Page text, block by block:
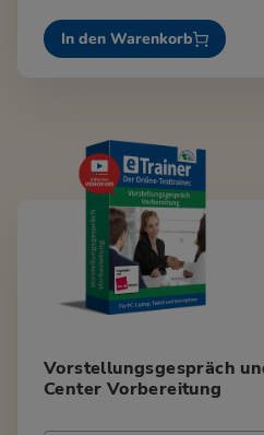
In den Warenkorb
Vorstellungsgespräch
Center Vorbereitung